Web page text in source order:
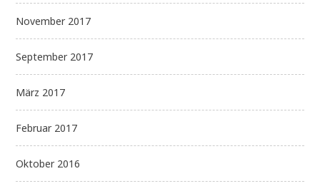
November 2017
September 2017
März 2017
Februar 2017
Oktober 2016